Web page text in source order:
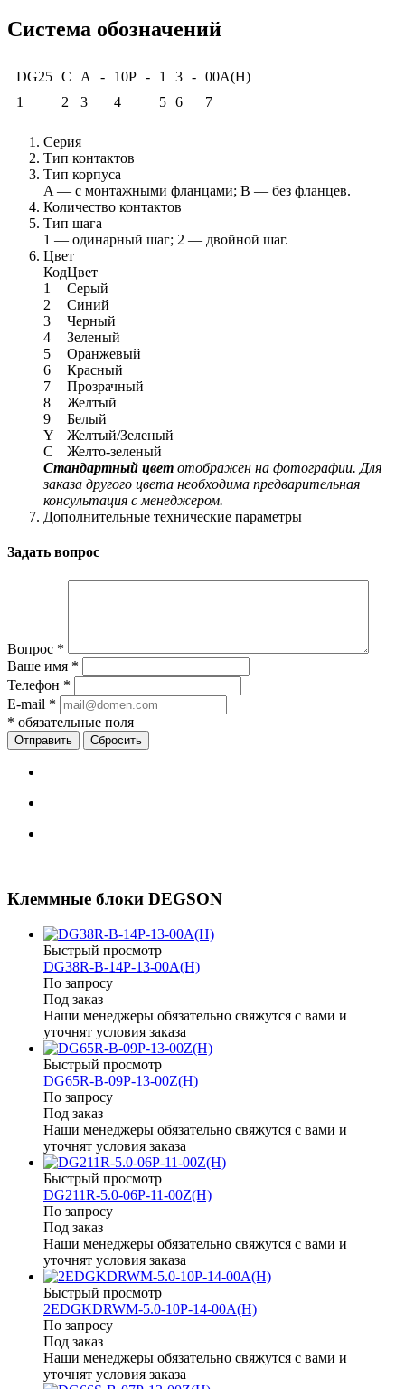
Система обозначений
DG25 C A - 10P - 1 3 - 00A(H)
1
2 3 4 5 6 7
Серия
Тип контактов
Тип корпуса
A — с монтажными фланцами; B — без фланцев.
Количество контактов
Тип шага
1 — одинарный шаг; 2 — двойной шаг.
Цвет
КодЦвет
1
Серый
2
Синий
3
Черный
4
Зеленый
5
Оранжевый
6
Красный
7
Прозрачный
8
Желтый
9
Белый
Y
Желтый/Зеленый
C
Желто-зеленый
Стандартный цвет отображен на фотографии. Для
заказа другого цвета необходима предварительная
консультация с менеджером.
Дополнительные технические параметры
Задать вопрос
Вопрос *
Ваше имя *
Телефон *
E-mail *
* обязательные поля
Сбросить
Клеммные блоки DEGSON
Быстрый просмотр
DG38R-B-14P-13-00A(H)
По запросу
Под заказ
Наши менеджеры обязательно свяжутся с вами и
уточнят условия заказа
Быстрый просмотр
DG65R-B-09P-13-00Z(H)
По запросу
Под заказ
Наши менеджеры обязательно свяжутся с вами и
уточнят условия заказа
Быстрый просмотр
DG211R-5.0-06P-11-00Z(H)
По запросу
Под заказ
Наши менеджеры обязательно свяжутся с вами и
уточнят условия заказа
Быстрый просмотр
2EDGKDRWM-5.0-10P-14-00A(H)
По запросу
Под заказ
Наши менеджеры обязательно свяжутся с вами и
уточнят условия заказа